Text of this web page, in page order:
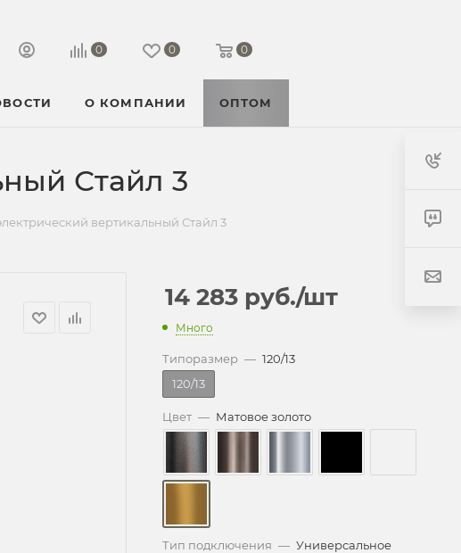
0 0 0
О КОМПАНИИ ОПТОМ
Стайл 3
вертикальный Стайл 3
14 283 руб./шт
Много
Типоразмер — 120/13
120/13
Цвет — Матовое золото
Тип подключения — Универсальное